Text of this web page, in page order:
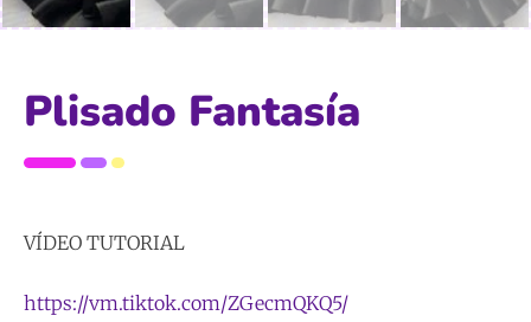
Plisado Fantasía
VÍDEO TUTORIAL
https://vm.tiktok.com/ZGecmQKQ5/